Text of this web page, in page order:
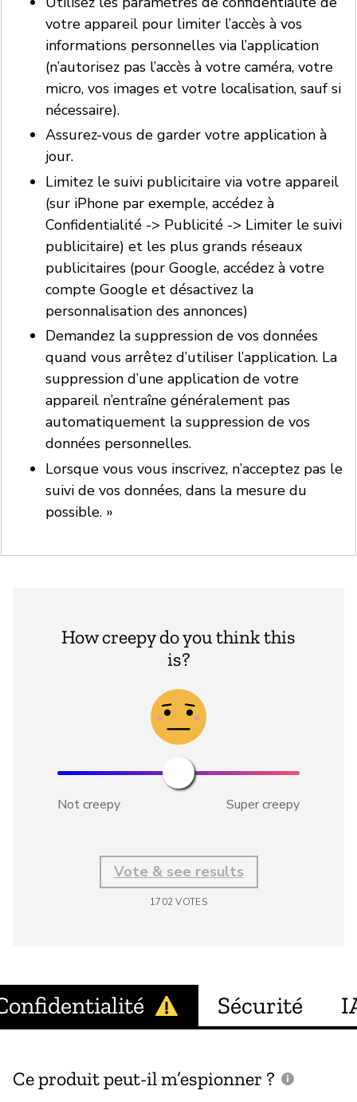
votre appareil pour limiter l’accès à vos
informations personnelles via l’application
(n’autorisez pas l’accès à votre caméra, votre
micro, vos images et votre localisation, sauf si
nécessaire).
Assurez-vous de garder votre application à
jour.
Limitez le suivi publicitaire via votre appareil
(sur iPhone par exemple, accédez à
Confidentialité -> Publicité -> Limiter le suivi
publicitaire) et les plus grands réseaux
publicitaires (pour Google, accédez à votre
compte Google et désactivez la
personnalisation des annonces)
Demandez la suppression de vos données
quand vous arrêtez d’utiliser l’application. La
suppression d’une application de votre
appareil n’entraîne généralement pas
automatiquement la suppression de vos
données personnelles.
Lorsque vous vous inscrivez, n’acceptez pas le
suivi de vos données, dans la mesure du
possible. »
How creepy do you think this
is?
Not creepy Super creepy
Vote & see results
1702VOTES
Sécurité
Ce produit peut-il m’espionner ?